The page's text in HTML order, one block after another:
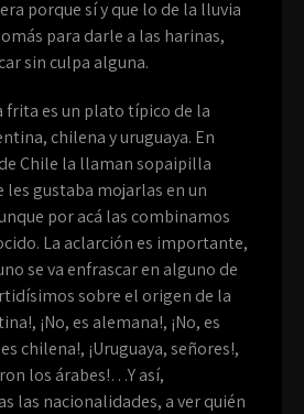
porque sí y que lo de la lluvia
para darle a las harinas,
sin culpa alguna.
frita es un plato típico de la
chilena y uruguaya. En
Chile la llaman sopaipilla
les gustaba mojarlas en un
por acá las combinamos
La aclarción es importante,
se va enfrascar en alguno de
sobre el origen de la
¡No, es alemana!, ¡No, es
chilena!, ¡Uruguaya, señores!,
los árabes!…Y así,
las nacionalidades, a ver quién